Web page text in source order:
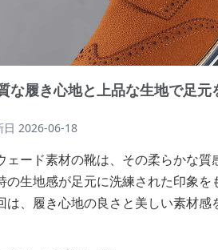
な履き心地と上品な生地で足
日 2026-06-18
ェード素材の靴は、その柔らかな質
の生地感が足元に洗練された印象
は、履き心地の良さと美しい素材